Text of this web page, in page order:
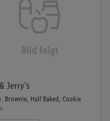
Jerry's
Brownie, Half Baked, Cookie